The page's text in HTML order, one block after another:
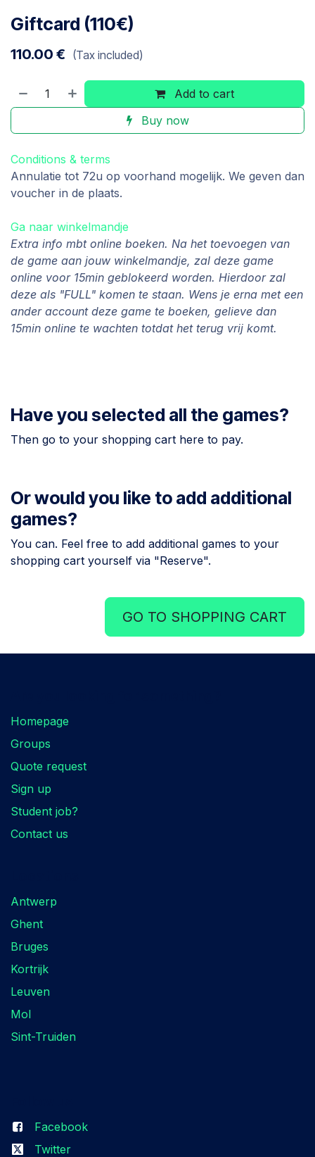
Giftcard (110€)
110.00 € (Tax included)
Add to cart
Buy now
Conditions & terms
Annulatie tot 72u op voorhand mogelijk. We geven dan
voucher in de plaats.
Ga naar winkelmandje
Extra info mbt online boeken. Na het toevoegen van
de game aan jouw winkelmandje, zal deze game
online voor 15min geblokeerd worden. Hierdoor zal
deze als "FULL" komen te staan. Wens je erna met een
ander account deze game te boeken, gelieve dan
15min online te wachten totdat het terug vrij komt.
Have you selected all the games?
Then go to your shopping cart here to pay.
Or would you like to add additional
games?
You can. Feel free to add additional games to your
shopping cart yourself via "Reserve".
GO TO SHOPPING CART
Homepage
Groups
Quote request
Sign up
Student job?
Contact us
Antwerp
Ghent
Bruges
Kortrijk
Leuven
Mol
Sint-Truiden
Facebook
Twitter